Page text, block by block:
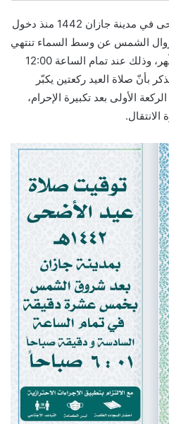
يستمرّ وقت أداء صلاة عيد الأضحى في مدينة جازان 1442 منذ دخول
الشمس عن وسط السماء تنتهي
صلاة العيد وقت دخول صلاة الظّهر، وذلك عند تمام الساعة 12:00
بأنّ صلاة العيد ركعتين يكبّر
الأولى بعد تكبيرة الإحرام،
الانتقال.